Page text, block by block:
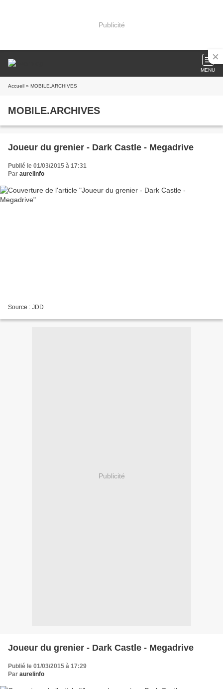
Publicité
MENU
Accueil » MOBILE.ARCHIVES
MOBILE.ARCHIVES
Joueur du grenier - Dark Castle - Megadrive
Publié le 01/03/2015 à 17:31
Par aurelinfo
Source : JDD
Publicité
Joueur du grenier - Dark Castle - Megadrive
Publié le 01/03/2015 à 17:29
Par aurelinfo